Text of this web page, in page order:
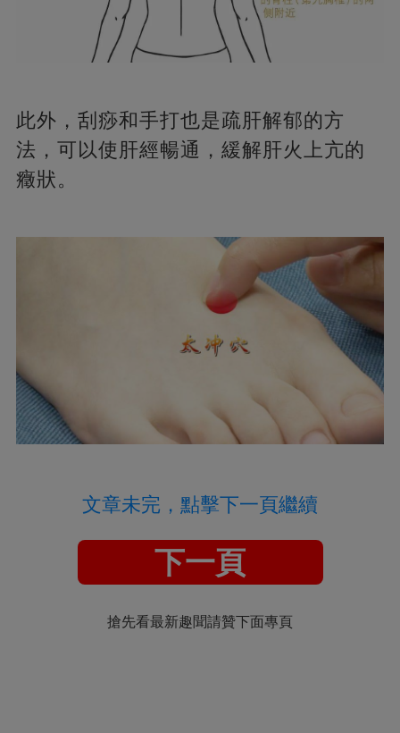
此外，刮痧和手打也是疏肝解郁的方
法，可以使肝經暢通，緩解肝火上亢的
癥狀。
文章未完，點擊下一頁繼續
下一頁
搶先看最新趣聞請贊下面專頁